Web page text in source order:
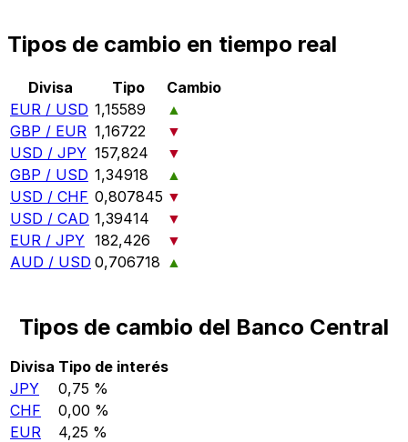
Tipos de cambio en tiempo real
Divisa Tipo
Cambio
EUR / USD 1,15589
▲
GBP / EUR 1,16722
▼
USD / JPY 157,824
▼
GBP / USD 1,34918
▲
USD / CHF 0,807845 ▼
USD / CAD 1,39414
▼
EUR / JPY 182,426
▼
AUD / USD 0,706718 ▲
Tipos de cambio del Banco Central
Divisa Tipo de interés
JPY
0,75 %
CHF
0,00 %
EUR
4,25 %